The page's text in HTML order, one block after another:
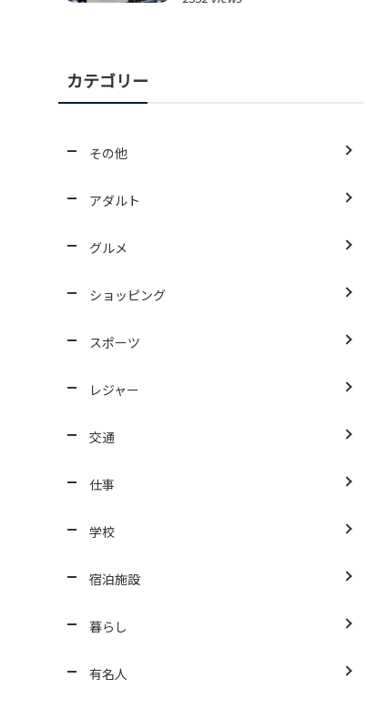
カテゴリー
その他
アダルト
グルメ
ショッピング
スポーツ
レジャー
交通
仕事
学校
宿泊施設
暮らし
有名人